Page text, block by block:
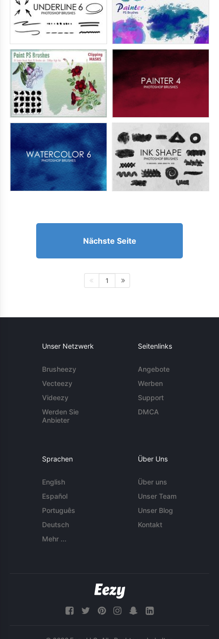
Nächste Seite
1
Unser Netzwerk
Brusheezy
Vecteezy
Videezy
Werden Sie
Anbieter
Seitenlinks
Angebote
Werben
Support
DMCA
Sprachen
English
Español
Português
Deutsch
Mehr ...
Über Uns
Über uns
Unser Team
Unser Blog
Kontakt